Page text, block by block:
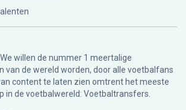
willen de nummer 1 meertalige
van de wereld worden, door alle voetbalfans
content te laten zien omtrent het meeste
in de voetbalwereld: Voetbaltransfers.